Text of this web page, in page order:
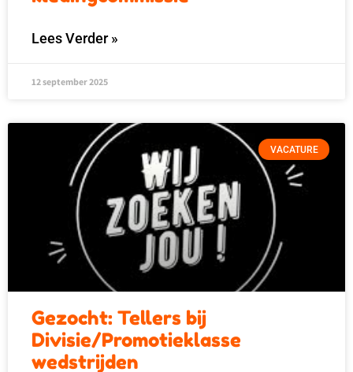
Lees Verder »
12 september 2025
VACATURE
Gezocht: Tellers bij
Divisie/Promotieklasse
wedstrijden